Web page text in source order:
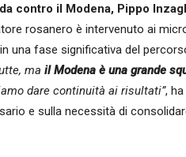
contro il Modena, Pippo
rosanero è intervenuto ai
una fase significativa del
ma il Modena è una grande
dare continuità ai risultati”,
e sulla necessità di